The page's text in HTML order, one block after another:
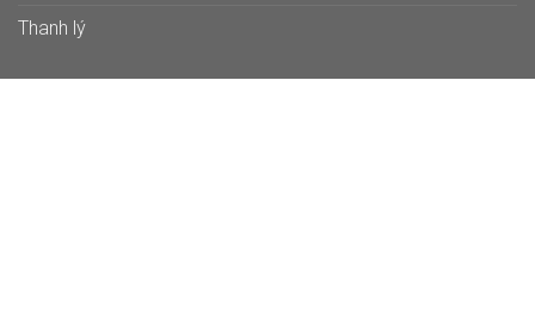
Thanh lý